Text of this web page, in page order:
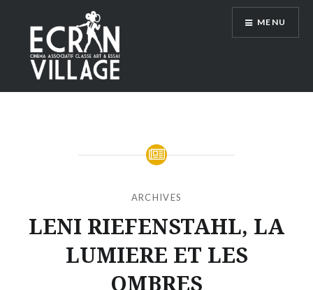
contenu
principal
ÉCRAN VILLAGE
MENU
ARCHIVES
LENI RIEFENSTAHL, LA
LUMIERE ET LES
OMBRES